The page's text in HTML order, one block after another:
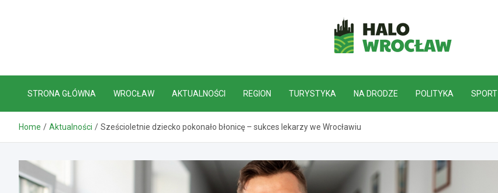
HaloWrocław.pl
STRONA GŁÓWNA WROCŁAW AKTUALNOŚCI REGION TURYSTYKA NA DRODZE POLITYKA SPORT
Home Aktualności Sześcioletnie dziecko pokonało błonicę – sukces lekarzy we Wrocławiu